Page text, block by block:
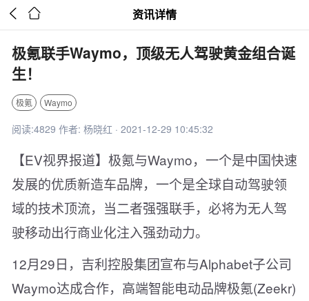
  资讯详情
极氪联手Waymo，顶级无人驾驶黄金组合诞
生！
极氪 Waymo
阅读:4829 作者: 杨晓红 · 2021-12-29 10:45:32
【EV视界报道】极氪与Waymo，一个是中国快速
发展的优质新造车品牌，一个是全球自动驾驶领
域的技术顶流，当二者强强联手，必将为无人驾
驶移动出行商业化注入强劲动力。
12月29日，吉利控股集团宣布与Alphabet子公司
Waymo达成合作，高端智能电动品牌极氪(Zeekr)